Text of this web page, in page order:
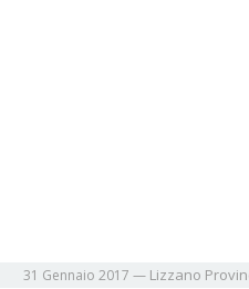
31 Gennaio 2017 — Lizzano